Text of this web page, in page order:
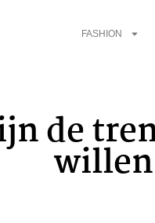
FASHION
de